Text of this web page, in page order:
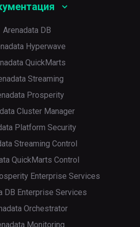
Arenadata DB
Hyperwave
QuickMarts
Streaming
Prosperity
Cluster Manager
Platform Security
Streaming Control
QuickMarts Control
Enterprise Services
DB Enterprise Services
Orchestrator
Monitoring